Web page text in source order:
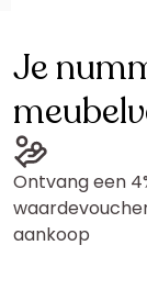
Je
Ontvang een
aankoop